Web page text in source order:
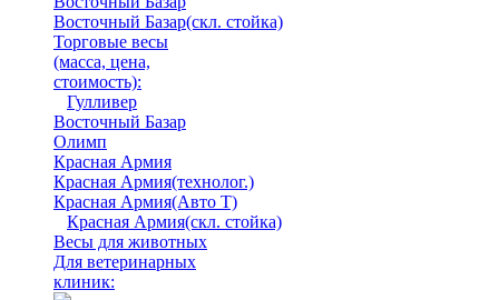
Восточный Базар(скл. стойка)
Торговые весы
(масса, цена,
стоимость):
Гулливер
Восточный Базар
Олимп
Красная Армия
Красная Армия(технолог.)
Красная Армия(Авто Т)
Красная Армия(скл. стойка)
Весы для животных
Для ветеринарных
клиник: